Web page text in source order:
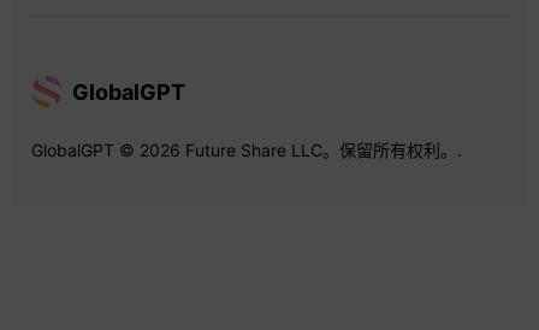
GlobalGPT
GlobalGPT © 2026 Future Share LLC。保留所有权利。.